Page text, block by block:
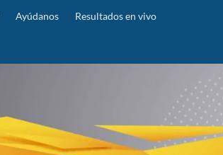
Ayúdanos Resultados en vivo